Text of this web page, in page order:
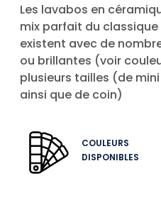
Les lavabos en
mix parfait du
existent avec de
ou brillantes (voir
plusieurs tailles (de
ainsi que de coin)
COULEURS
DISPONIBLES